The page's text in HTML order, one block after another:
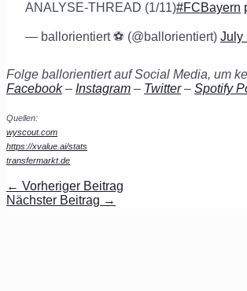
ANALYSE-THREAD (1/11)#FCBayern
— ballorientiert ⚽️ (@ballorientiert) July
Folge ballorientiert auf Social Media, um
Facebook– Instagram – Twitter– Spotify
Quellen:
wyscout.com
https://xvalue.ai/stats
transfermarkt.de
← Vorheriger Beitrag
Nächster Beitrag →